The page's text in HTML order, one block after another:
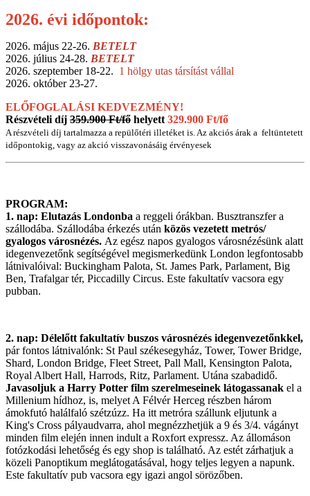
2026. évi időpontok:
2026. május 22-26. BETELT
2026. július 24-28. BETELT
2026. szeptember 18-22. 1 hölgy utas társítást vállal
2026. október 23-27.
ELŐFOGLALÁSI KEDVEZMÉNY!
Részvételi díj 359.900 Ft/fő helyett329.900 Ft/fő
A részvételi díj tartalmazza a repülőtéri illetéket is.Az akciós árak a feltüntetett
időpontokig, vagy az akció visszavonásáig érvényesek
PROGRAM:
1. nap: Elutazás Londonba a reggeli órákban. Busztranszfer a
szállodába. Szállodába érkezés után közös vezetett metrós/
gyalogos városnézés. Az egész napos gyalogos városnézésünk alatt
idegenvezetőnk segítségével megismerkedünk London legfontosabb
látnivalóival: Buckingham Palota, St. James Park, Parlament, Big
Ben, Trafalgar tér, Piccadilly Circus. Este fakultatív vacsora egy
pubban.
2. nap: Délelőtt fakultatív buszos városnézés idegenvezetőnkkel,
pár fontos látnivalónk: St Paul székesegyház, Tower, Tower Bridge,
Shard, London Bridge, Fleet Street, Pall Mall, Kensington Palota,
Royal Albert Hall, Harrods, Ritz, Parlament. Utána szabadidő.
Javasoljuk a Harry Potter film szerelmeseinek látogassanak el a
Millenium hídhoz, is, melyet A Félvér Herceg részben három
ámokfutó halálfaló szétzúzz. Ha itt metróra szállunk eljutunk a
King's Cross pályaudvarra, ahol megnézzhetjük a 9 és 3/4. vágányt
minden film elején innen indult a Roxfort expressz. Az állomáson
fotózkodási lehetőség és egy shop is található. Az estét zárhatjuk a
közeli Panoptikum meglátogatásával, hogy teljes legyen a napunk.
Este fakultatív pub vacsora egy igazi angol sörözőben.